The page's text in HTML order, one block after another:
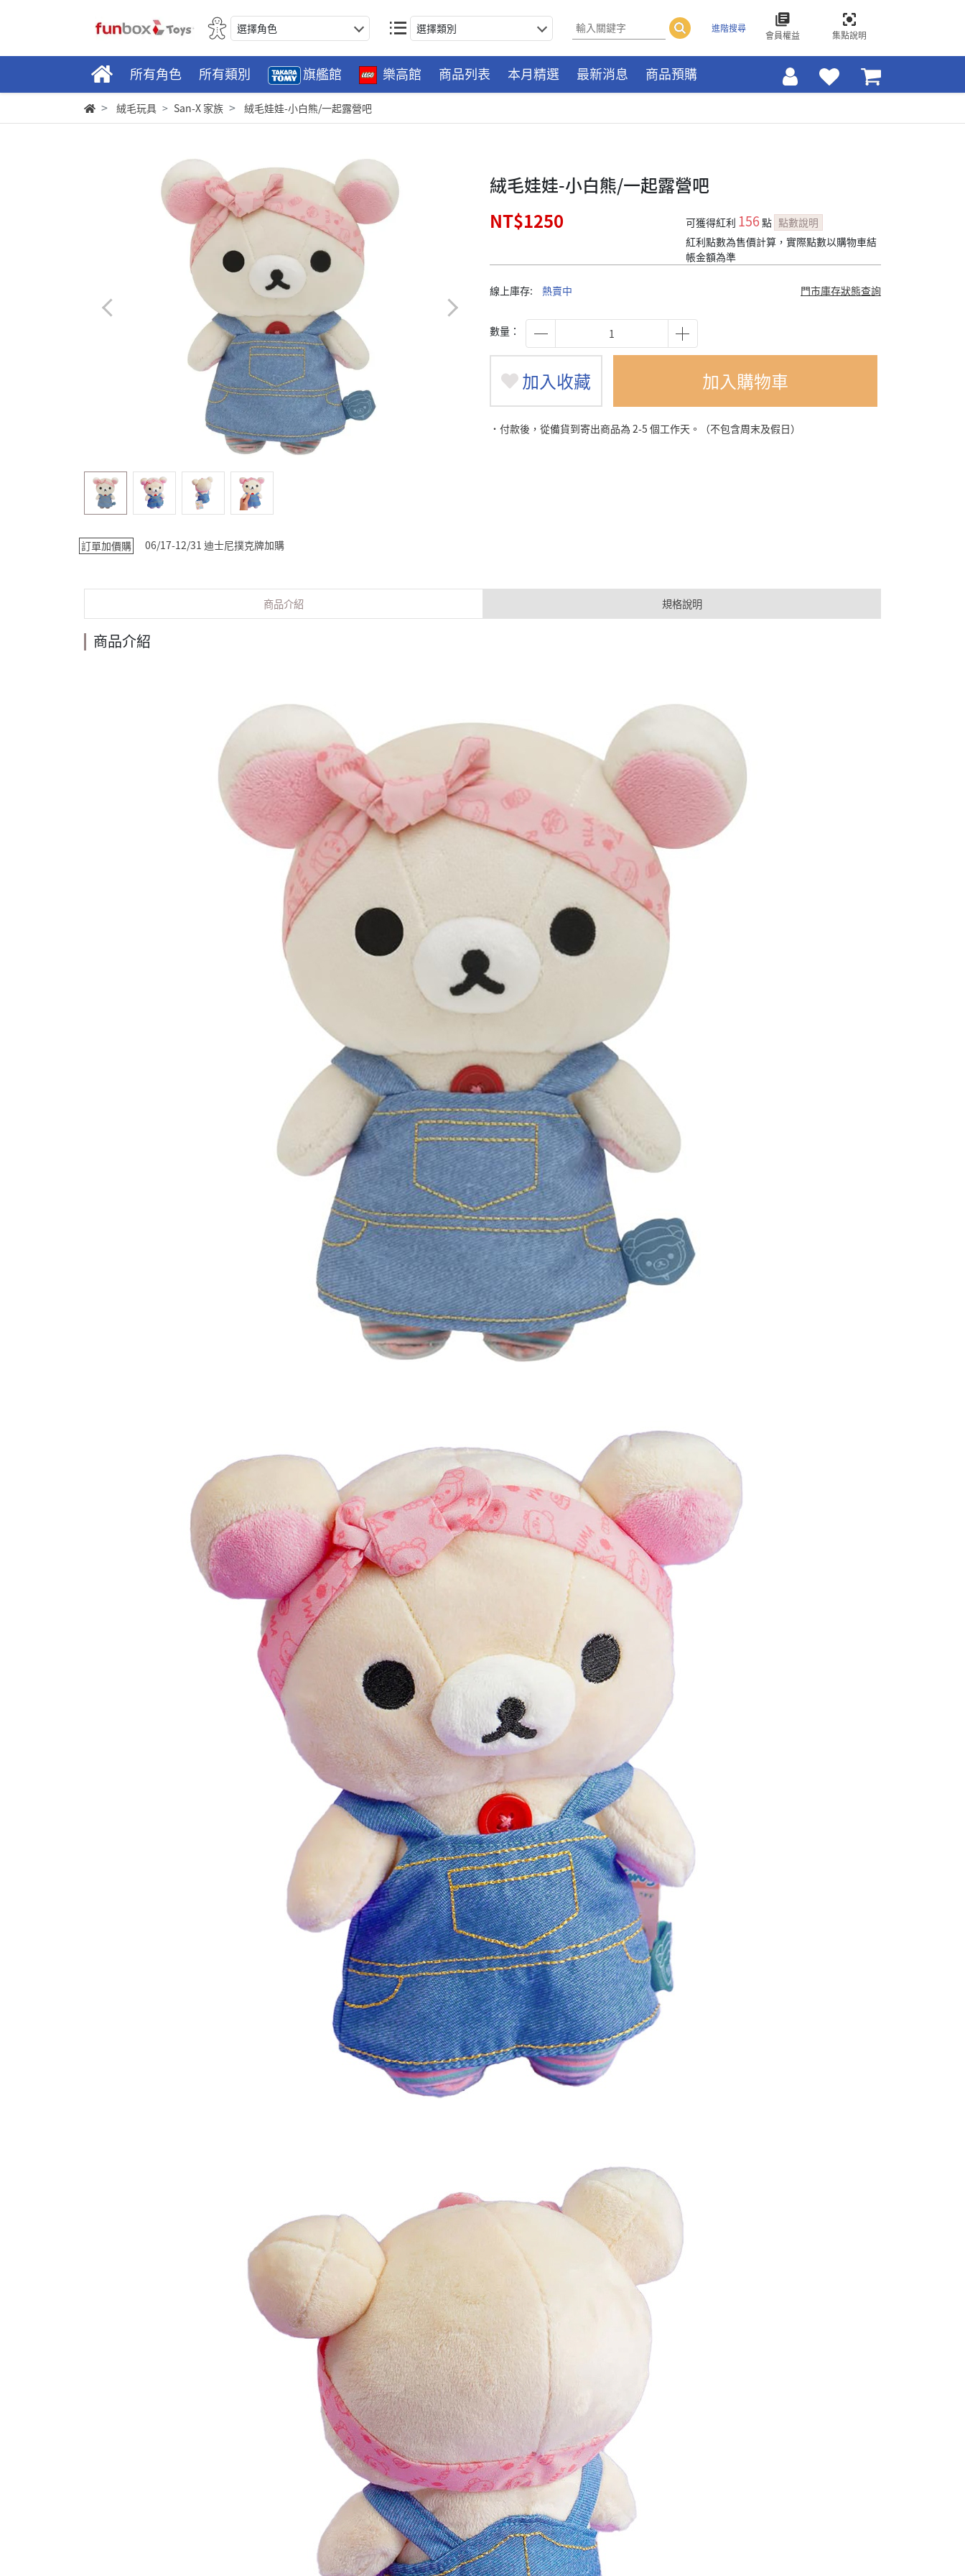
選擇角色 選擇類別 進階搜尋
會員權益 集點說明
所有角色 所有類別 旗艦館 樂高館 商品列表 本月精選 最新消息 商品預購
絨毛玩具 San-X 家族 絨毛娃娃-小白熊/一起露營吧
絨毛娃娃-小白熊/一起露營吧
NT$1250
可獲得紅利 156點 點數說明
紅利點數為售價計算，實際點數以購物車結
帳金額為準
線上庫存: 熱賣中 門市庫存狀態查詢
數量：
加入收藏 加入購物車
˙付款後，從備貨到寄出商品為 2-5 個工作天。（不包含周末及假日）
訂單加價購 06/17-12/31 迪士尼撲克牌加購
商品介紹 規格說明
商品介紹